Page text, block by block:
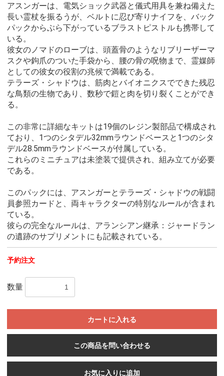
アスンガーは、電気ショック武器と儀式用具を兼ね備えた
長い霊杖を振るうが、ベルトに忍び寄りナイフを、バック
パックからぶら下がっているブラストピストルも携帯して
いる。
彼女のノマドのローブは、頭蓋骨のようなリブリーザーマ
スクや鉤爪のついた手袋から、腰の骨の呪物まで、霊媒師
としての彼女の役割の兆候で満載である。
テラーズ・シャドウは、筋肉とバイオニクスでできた残忍
な鳥類の生物であり、数秒で鎧と肉を切り裂くことができ
る。
この非常に詳細なキットは19個のレジン製部品で構成され
ており、1つのシタデル32mmラウンドベースと1つのシタ
デル28.5mmラウンドベースが付属している。
これらのミニチュアは未塗装で提供され、組み立てが必要
である。
このパックには、アスンガーとテラーズ・シャドウの戦闘
員参照カードと、両キャラクターの特別なルールが含まれ
ている。
彼らの完全なルールは、アランシアン継承：ジャードラン
の遺跡のサプリメントにも記載されている。
予約注文
数量
カートに入れる
この商品を問い合わせる
お気に入りに追加